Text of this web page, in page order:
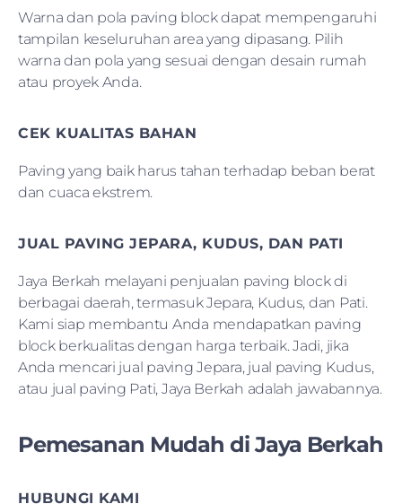
Warna dan pola paving block dapat mempengaruhi
tampilan keseluruhan area yang dipasang. Pilih
warna dan pola yang sesuai dengan desain rumah
atau proyek Anda.
CEK KUALITAS BAHAN
Paving yang baik harus tahan terhadap beban berat
dan cuaca ekstrem.
JUAL PAVING JEPARA, KUDUS, DAN PATI
Jaya Berkah melayani penjualan paving block di
berbagai daerah, termasuk Jepara, Kudus, dan Pati.
Kami siap membantu Anda mendapatkan paving
block berkualitas dengan harga terbaik. Jadi, jika
Anda mencari jual paving Jepara, jual paving Kudus,
atau jual paving Pati, Jaya Berkah adalah jawabannya.
Pemesanan Mudah di Jaya Berkah
HUBUNGI KAMI